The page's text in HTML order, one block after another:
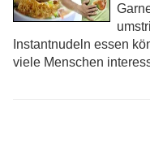
Instantnudeln essen
viele Menschen